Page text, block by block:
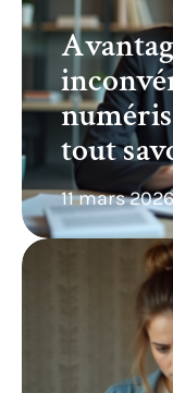
tout
11 mars